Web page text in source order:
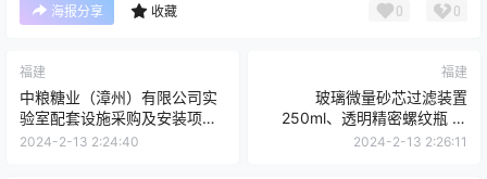
海报分享 收藏 0 0
福建
中粮糖业（漳州）有限公司实
验室配套设施采购及安装项目
谈判采购（集中）公告（0001
2024-2-13 2:24:40
福建
玻璃微量砂芯过滤装置
250ml、透明精密螺纹瓶 圆
底"10mL 22.5*46mm 100个/
2024-2-13 2:26:11